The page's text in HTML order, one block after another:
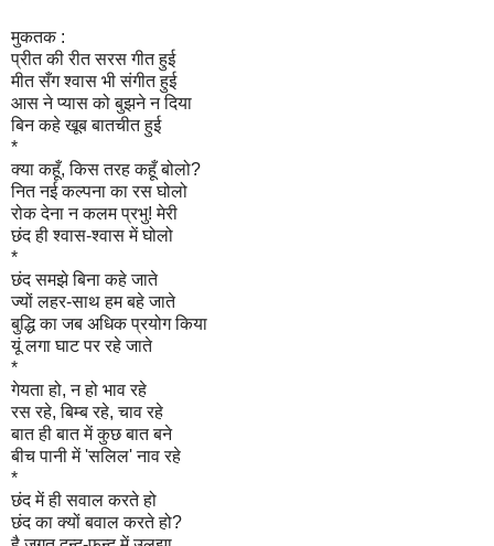
मुकतक :
प्रीत की रीत सरस गीत हुई
मीत सँग श्वास भी संगीत हुई
आस ने प्यास को बुझने न दिया
बिन कहे खूब बातचीत हुई
*
क्या कहूँ, किस तरह कहूँ बोलो?
नित नई कल्पना का रस घोलो
रोक देना न कलम प्रभु! मेरी
छंद ही श्वास-श्वास में घोलो
*
छंद समझे बिना कहे जाते
ज्यों लहर-साथ हम बहे जाते
बुद्धि का जब अधिक प्रयोग किया
यूं लगा घाट पर रहे जाते
*
गेयता हो, न हो भाव रहे
रस रहे, बिम्ब रहे, चाव रहे
बात ही बात में कुछ बात बने
बीच पानी में 'सलिल' नाव रहे
*
छंद में ही सवाल करते हो
छंद का क्यों बवाल करते हो?